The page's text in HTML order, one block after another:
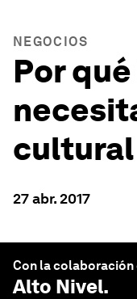
NEGOCIOS
Por
cultural
27 abr. 2017
Con la colaboración
Alto Nivel.